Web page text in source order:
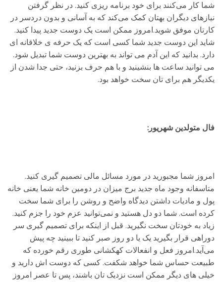
شما کار می‌کنند برای خود برنامه ریزی کنید. در نظر گرفتن
نیازهای دیگران بهتان کمک می‌کند که به آسانی و بدون دردسر در
کارتان موفق شوید.امروز ممکن است یک دوست جدید پیدا کنید.
شاید این دوست جدید شما کسی است که یک حرفه ی خلاقانه ای
دارد. بدانید که این آدم می تواند به بهترین دوست شما تبدیل شود.
می توانید ساعت ها بنشینید و با هم حرف بزنید، حتی جدا شدن از
یکدیگر هم برای تان سخت خواهد بود.
فال متولدین شهریور:
امروز شما مجبورید در مورد مسائل مالی تصمیم گیری کنید.
متاسفانه وجود ماه جدید برج میزان در دومین خانه شما یعنی خانه
پول و مادیات داشتن دیدگاه واضح و روشن را برای شما سخت
کرده است. شما دو دل هستید و نمی‌توانید عزم خود را جزم کنید.
زیاد به خودتان سخت نگیرید. قبل از اینکه برای تصمیم گیری سر
دوراهی قرار بگیرید یک یا دو روز صبر کنید تا ببینید چه پیش
می‌آید.امروز فعل و انفعالات کهکشانی طوری رقم خورده که
طبیعت حساس شما خواهد شکفت. کسی که دوست اش دارید و
خیلی های دیگر ممکن است نزدیک تان باشند، پس تا عصر امروز